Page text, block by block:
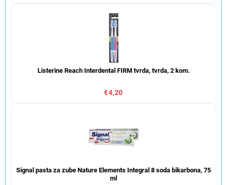
Listerine Reach Interdental FIRM tvrda, tvrda, 2 kom.
€4,20
Signal pasta za zube Nature Elements Integral 8 soda bikarbona, 75
ml